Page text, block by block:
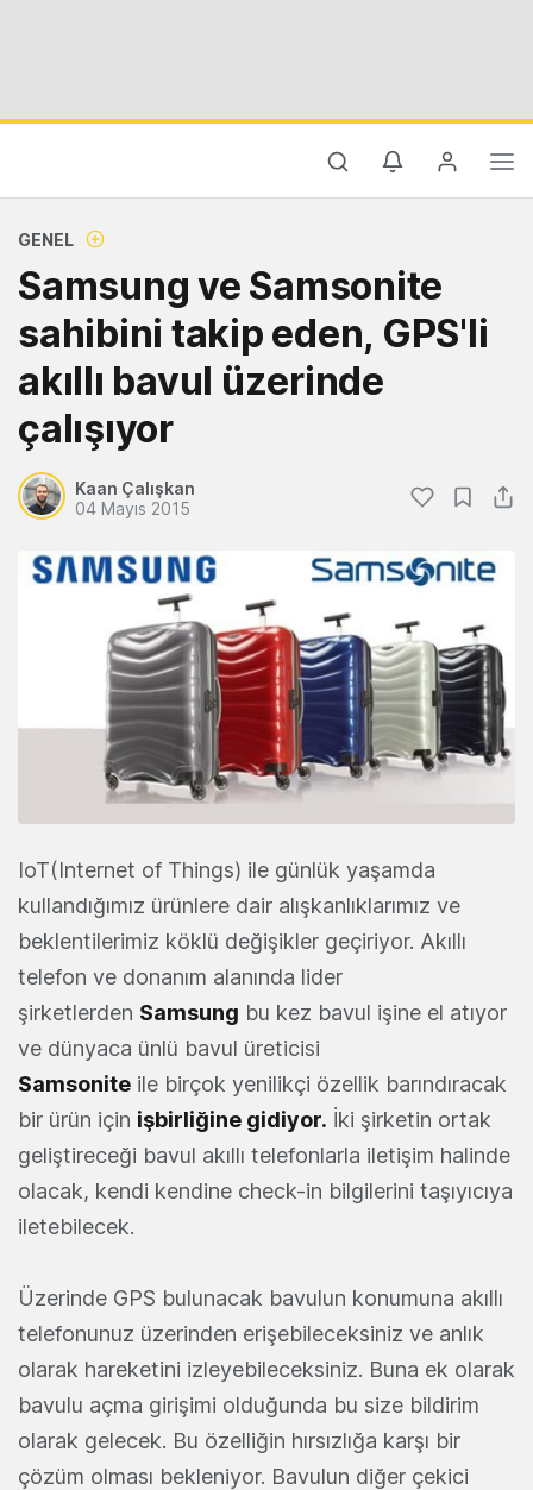
GENEL
Samsung ve Samsonite
sahibini takip eden, GPS'li
akıllı bavul üzerinde
çalışıyor
Kaan Çalışkan
04 Mayıs 2015
IoT(Internet of Things) ile günlük yaşamda
kullandığımız ürünlere dair alışkanlıklarımız ve
beklentilerimiz köklü değişikler geçiriyor. Akıllı
telefon ve donanım alanında lider
şirketlerden Samsung bu kez bavul işine el atıyor
ve dünyaca ünlü bavul üreticisi
Samsonite ile birçok yenilikçi özellik barındıracak
bir ürün için işbirliğine gidiyor. İki şirketin ortak
geliştireceği bavul akıllı telefonlarla iletişim halinde
olacak, kendi kendine check-in bilgilerini taşıyıcıya
iletebilecek.
Üzerinde GPS bulunacak bavulun konumuna akıllı
telefonunuz üzerinden erişebileceksiniz ve anlık
olarak hareketini izleyebileceksiniz. Buna ek olarak
bavulu açma girişimi olduğunda bu size bildirim
olarak gelecek. Bu özelliğin hırsızlığa karşı bir
çözüm olması bekleniyor. Bavulun diğer çekici